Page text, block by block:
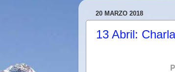
20 MARZO 2018
13 Abril: